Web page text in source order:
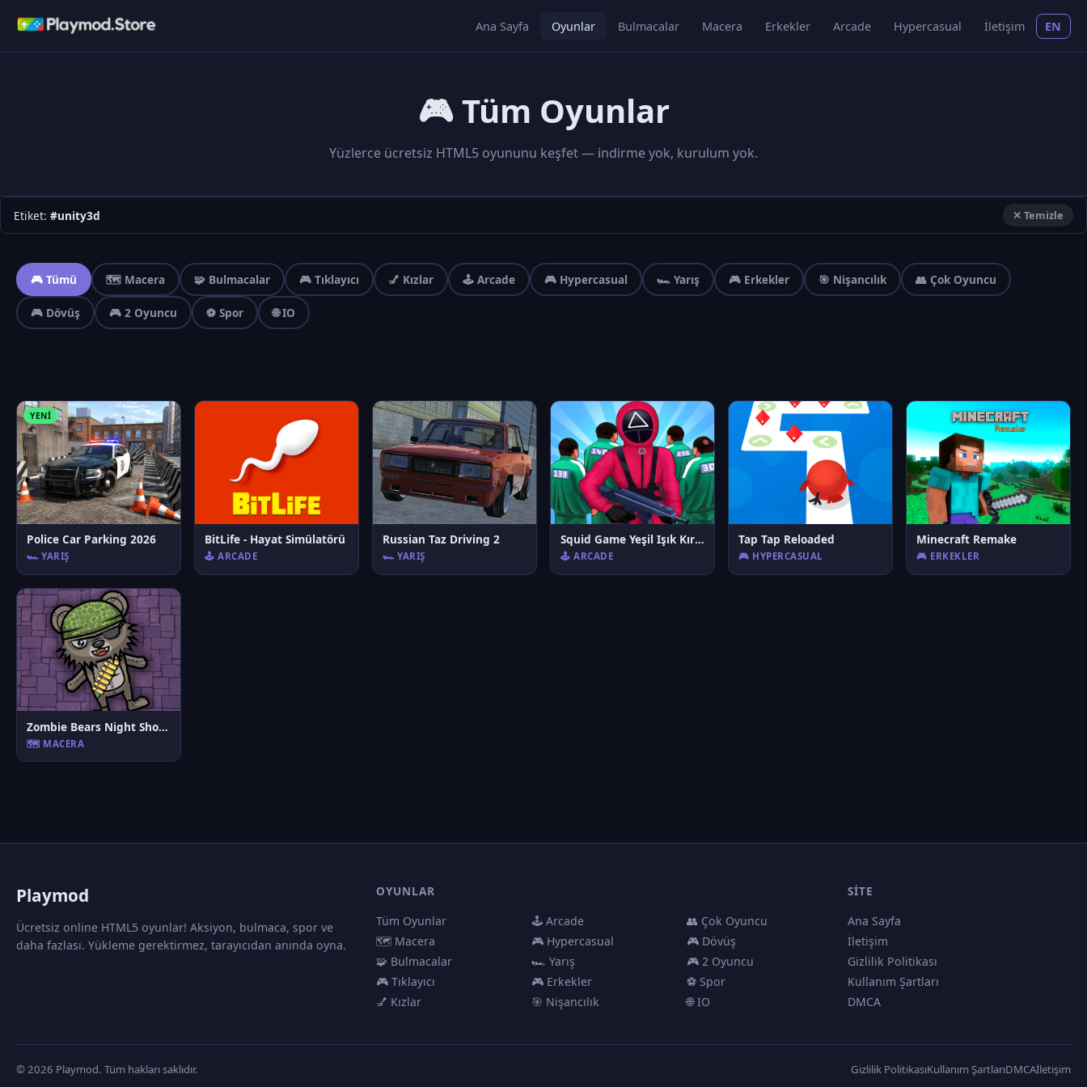
Ana Sayfa Oyunlar Bulmacalar Macera Erkekler Arcade Hypercasual İletişim EN
🎮 Tüm Oyunlar
Yüzlerce ücretsiz HTML5 oyununu keşfet — indirme yok, kurulum yok.
Etiket: #unity3d ✕ Temizle
🎮 Tümü 🗺️ Macera 🧩 Bulmacalar 🎮 Tıklayıcı 💅 Kızlar 🕹️ Arcade 🎮 Hypercasual 🏎️ Yarış 🎮 Erkekler 🎯 Nişancılık 👥 Çok Oyuncu
🎮 Dövüş 🎮 2 Oyuncu ⚽ Spor 🌐 IO
YENI
Police Car Parking 2026
🏎️ YARIŞ
BitLife - Hayat Simülatörü
🕹️ ARCADE
Russian Taz Driving 2
🏎️ YARIŞ
Squid Game Yeşil Işık Kırmızı Işık İpuçları
🕹️ ARCADE
Tap Tap Reloaded
🎮 HYPERCASUAL
Minecraft Remake
🎮 ERKEKLER
Zombie Bears Night Shooting
🗺️ MACERA
Playmod
Ücretsiz online HTML5 oyunlar! Aksiyon, bulmaca, spor ve
daha fazlası. Yükleme gerektirmez, tarayıcıdan anında oyna.
OYUNLAR
Tüm Oyunlar
🗺️ Macera
🧩 Bulmacalar
🎮 Tıklayıcı
💅 Kızlar
🕹️ Arcade
🎮 Hypercasual
🏎️ Yarış
🎮 Erkekler
🎯 Nişancılık
👥 Çok Oyuncu
🎮 Dövüş
🎮 2 Oyuncu
⚽ Spor
🌐 IO
SITE
Ana Sayfa
İletişim
Gizlilik Politikası
Kullanım Şartları
DMCA
© 2026 Playmod. Tüm hakları saklıdır. Gizlilik PolitikasıKullanım ŞartlarıDMCAİletişim